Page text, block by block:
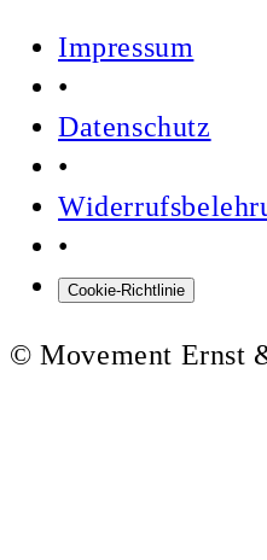
Impressum
•
Datenschutz
•
•
Cookie-Richtlinie
© Movement Ernst